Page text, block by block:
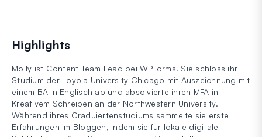
Highlights
Molly ist Content Team Lead bei WPForms. Sie schloss ihr
Studium der Loyola University Chicago mit Auszeichnung mit
einem BA in Englisch ab und absolvierte ihren MFA in
Kreativem Schreiben an der Northwestern University.
Während ihres Graduiertenstudiums sammelte sie erste
Erfahrungen im Bloggen, indem sie für lokale digitale